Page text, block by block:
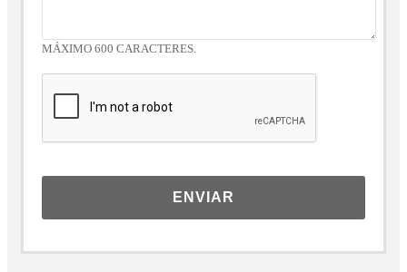
MÁXIMO 600 CARACTERES.
ENVIAR